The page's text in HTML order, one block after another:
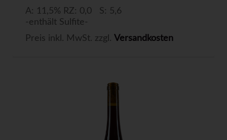
A: 11,5% RZ: 0,0 S: 5,6
-enthält Sulfite-
Preis inkl. MwSt. zzgl. Versandkosten